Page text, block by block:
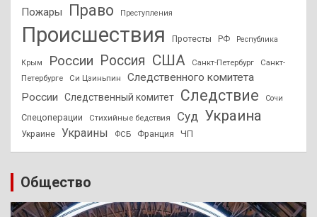
Пожары Право Преступления
Происшествия Протесты РФ Республика
Крым России Россия США Санкт-Петербург
Санкт-
Петербурге
Си Цзиньпин
Следственного комитета
России
Следственный комитет Следствие Сочи
Спецоперации Стихийные бедствия Суд Украина
Украине Украины ФСБ Франция ЧП
Общество